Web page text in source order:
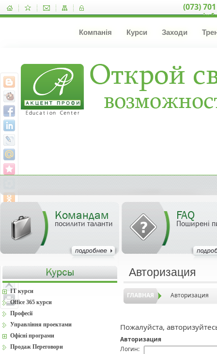
(073)
Компанія Курси Заходи
Командам
посилити таланти
FAQ
Поширені
Авторизация
ГЛАВНАЯ Авторизация
Пожалуйста,
Авторизация
Логин:
IT курси
Office 365 курси
Професії
Управління проектами
Офісні програми
Продаж Переговори